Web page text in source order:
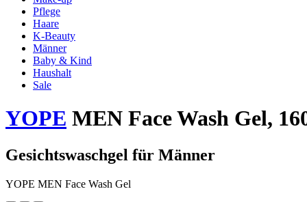
Pflege
Haare
K-Beauty
Männer
Baby & Kind
Haushalt
Sale
YOPE MEN Face Wash Gel,
Gesichtswaschgel für Männer
YOPE MEN Face Wash Gel